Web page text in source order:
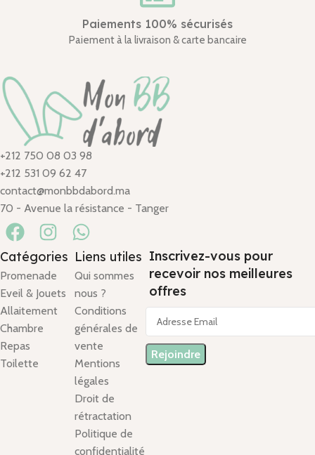
Paiements 100% sécurisés
Paiement à la livraison & carte bancaire
+212 750 08 03 98
+212 531 09 62 47
contact@monbbdabord.ma
70 - Avenue la résistance - Tanger
Catégories
Promenade
Eveil & Jouets
Allaitement
Chambre
Repas
Toilette
Liens utiles
Qui sommes
nous ?
Conditions
générales de
vente
Mentions
légales
Droit de
rétractation
Politique de
confidentialité
Inscrivez-vous pour
recevoir nos meilleures
offres